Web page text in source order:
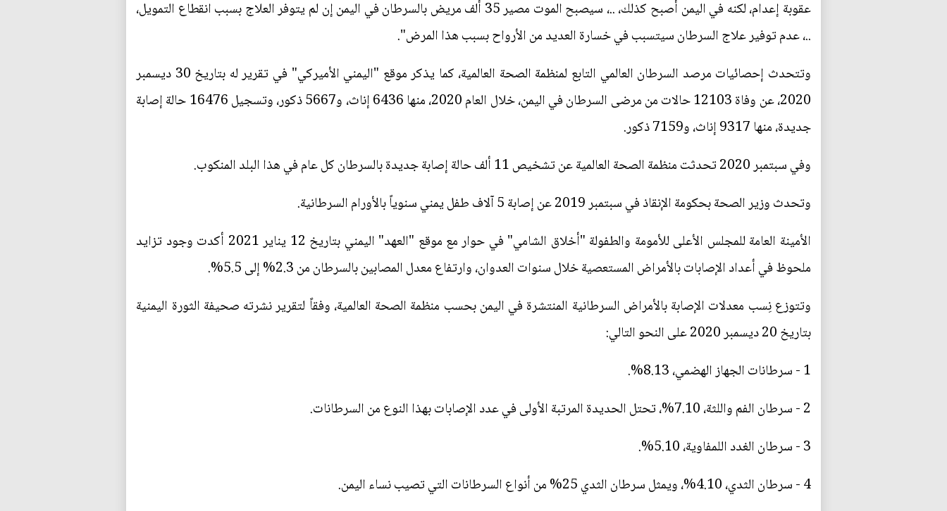
عقوبة إعدام، لكنه في ‎اليمن أصبح كذلك، ..، سيصبح الموت مصير 35 ألف مريض بالسرطان في اليمن إن لم يتوفر العلاج بسبب انقطاع التمويل،
..، عدم توفير علاج السرطان سيتسبب في خسارة العديد من الأرواح بسبب هذا المرض".
وتتحدث إحصائيات مرصد السرطان العالمي التابع لمنظمة الصحة العالمية، كما يذكر موقع "اليمني الأميركي" في تقرير له بتاريخ 30 ديسمبر
2020، عن وفاة 12103 حالات من مرضى السرطان في اليمن، خلال العام 2020، منها 6436 إناث، و5667 ذكور، وتسجيل 16476 حالة إصابة
جديدة، منها 9317 إناث، و7159 ذكور.
وفي سبتمبر 2020 تحدثت منظمة الصحة العالمية عن تشخيص 11 ألف حالة إصابة جديدة بالسرطان كل عام في هذا البلد المنكوب.
وتحدث وزير الصحة بحكومة الإنقاذ في سبتمبر 2019 عن إصابة 5 آلاف طفل يمني سنوياً بالأورام السرطانية.
الأمينة العامة للمجلس الأعلى للأمومة والطفولة "أخلاق الشامي" في حوار مع موقع "العهد" اليمني بتاريخ 12 يناير 2021 أكدت وجود تزايد
ملحوظ في أعداد الإصابات بالأمراض المستعصية خلال سنوات العدوان، وارتفاع معدل المصابين بالسرطان من 2.3% إلى 5.5%.
وتتوزع نِسب معدلات الإصابة بالأمراض السرطانية المنتشرة في اليمن بحسب منظمة الصحة العالمية، وفقاً لتقرير نشرته صحيفة الثورة اليمنية
بتاريخ 20 ديسمبر 2020 على النحو التالي:
1 - سرطانات الجهاز الهضمي، 8.13%.
2 - سرطان الفم واللثة، 7.10%، تحتل الحديدة المرتبة الأولى في عدد الإصابات بهذا النوع من السرطانات.
3 - سرطان الغدد اللمفاوية، 5.10%.
4 - سرطان الثدي، 4.10%، ويمثل سرطان الثدي 25% من أنواع السرطانات التي تصيب نساء اليمن.